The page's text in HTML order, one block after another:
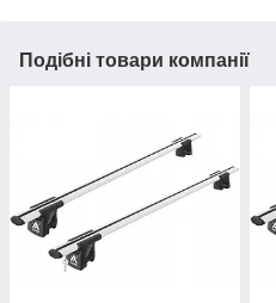
Подібні товари компанії